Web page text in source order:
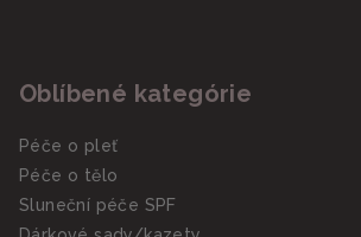
Oblíbené kategórie
Péče o pleť
Péče o tělo
Sluneční péče SPF